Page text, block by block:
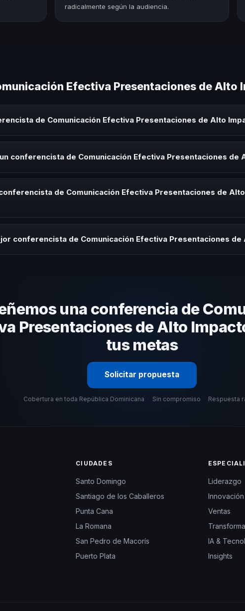
radicalmente según la audiencia.
Efectiva Presentaciones de Alto
de Comunicación Efectiva Presentaciones de Alto
para la audiencia.
conferencista de Comunicación Efectiva Presentaciones de
eventos de integración o cuando tu organización necesita impulsar un
de Comunicación Efectiva Presentaciones de
conferencista de Comunicación Efectiva Presentaciones de
una conferencia de
Presentaciones de Alto
tus metas
Solicitar propuesta
Cobertura en toda República Dominicana · Sin compromiso · Respuesta
CIUDADES
Santo Domingo
Santiago de los Caballeros
Punta Cana
La Romana
San Pedro de Macorís
Puerto Plata
Liderazgo
Innovación
Ventas
IA &
Insights